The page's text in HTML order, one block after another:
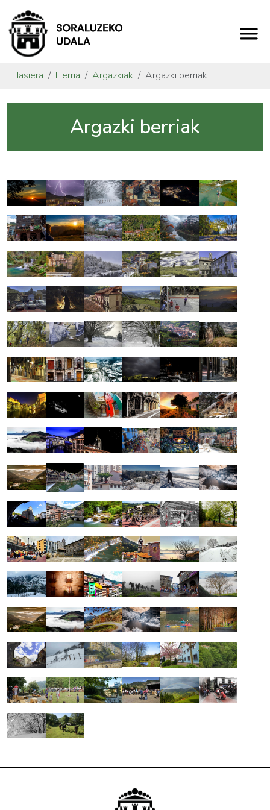
Hasiera Herria Argazkiak Argazki berriak
Argazki berriak